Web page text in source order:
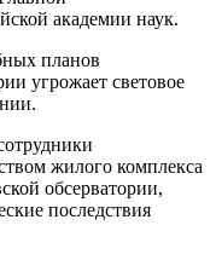
академии наук.
планов
угрожает световое
жилого комплекса
обсерватории,
последствия